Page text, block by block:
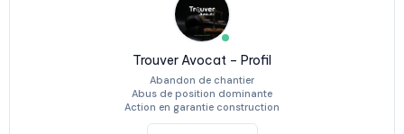
Trouver Avocat – Profil
Abandon de chantier
Abus de position dominante
Action en garantie construction